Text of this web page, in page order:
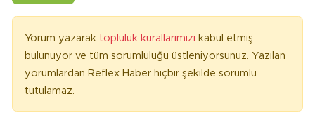
Yorum yazarak topluluk kurallarımızı kabul etmiş
bulunuyor ve tüm sorumluluğu üstleniyorsunuz. Yazılan
yorumlardan Reflex Haber hiçbir şekilde sorumlu
tutulamaz.